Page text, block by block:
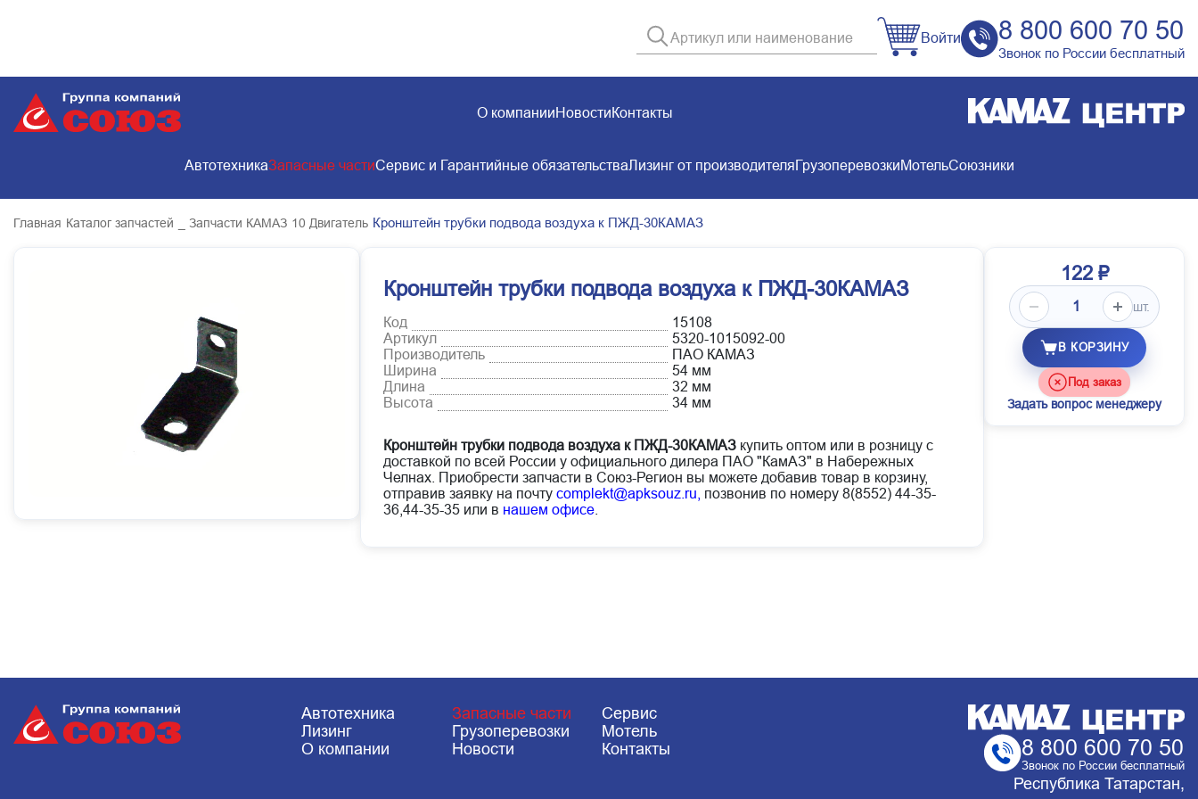
Войти 8 800 600 70 50
Звонок по России бесплатный
О компанииНовостиКонтакты
АвтотехникаЗапасные частиСервис и Гарантийные обязательстваЛизинг от производителяГрузоперевозкиМотельСоюзники
Главная Каталог запчастей _ Запчасти КАМАЗ 10 Двигатель Кронштейн трубки подвода воздуха к ПЖД-30КАМАЗ
Кронштейн трубки подвода воздуха к ПЖД-30КАМАЗ
Код
15108
Артикул
5320-1015092-00
Производитель
ПАО КАМАЗ
Ширина
54 мм
Длина
32 мм
Высота
34 мм
Кронштейн трубки подвода воздуха к ПЖД-30КАМАЗ купить оптом или в розницу с
доставкой по всей России у официального дилера ПАО "КамАЗ" в Набережных
Челнах. Приобрести запчасти в Союз-Регион вы можете добавив товар в корзину,
отправив заявку на почту complekt@apksouz.ru, позвонив по номеру 8(8552) 44-35-
36,44-35-35 или в нашем офисе
122 ₽
шт.
В КОРЗИНУ
Под заказ
Задать вопрос менеджеру
Автотехника Запасные части
Сервис
Лизинг
Грузоперевозки
Мотель
О компании
Новости Контакты 8 800 600 70 50
Звонок по России бесплатный
Республика Татарстан,